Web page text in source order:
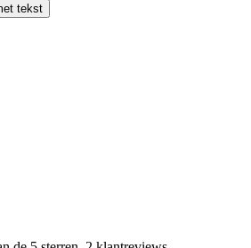
tekst